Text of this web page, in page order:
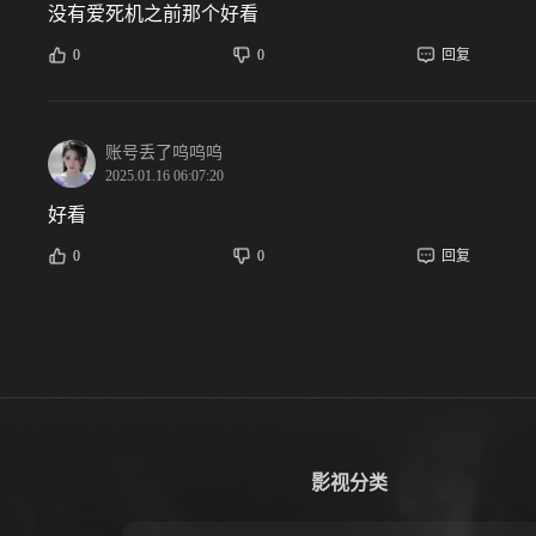
没有爱死机之前那个好看
0 0 回复
账号丢了呜呜呜
2025.01.16 06:07:20
好看
0 0 回复
影视分类